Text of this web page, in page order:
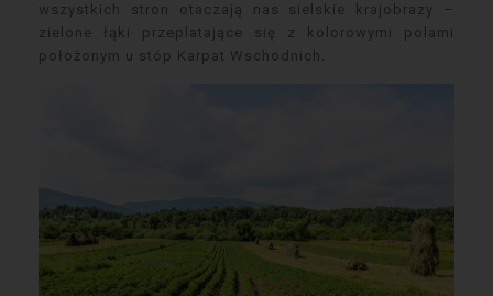
wszystkich stron otaczają nas sielskie krajobrazy –
zielone łąki przeplatające się z kolorowymi polami
położonym u stóp Karpat Wschodnich.